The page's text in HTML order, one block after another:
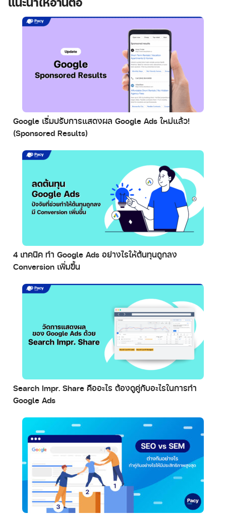
Google เริ่มปรับการแสดงผล Google Ads ใหม่แล้ว!
(Sponsored Results)
4 เทคนิค ทำ Google Ads อย่างไรให้ต้นทุนถูกลง
Conversion เพิ่มขึ้น
Search Impr. Share คืออะไร ต้องดูคู่กับอะไรในการทำ
Google Ads